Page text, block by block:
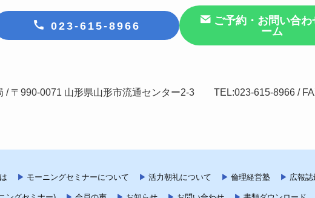
023-615-8966
ご予約・お問い合わ
ーム
/ 〒990-0071 山形県山形市流通センター2-3 TEL:023-615-8966 /
モーニングセミナーについて 活力朝礼について 倫理経営塾 広報